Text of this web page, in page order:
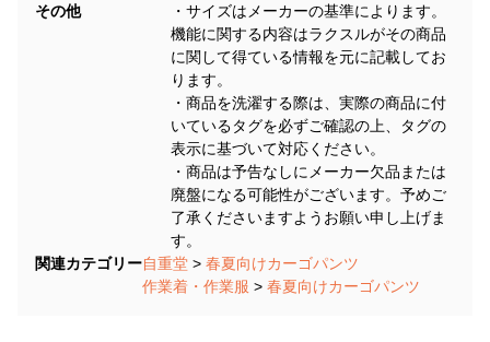
その他
・サイズはメーカーの基準によります。
機能に関する内容はラクスルがその商品
に関して得ている情報を元に記載してお
ります。
・商品を洗濯する際は、実際の商品に付
いているタグを必ずご確認の上、タグの
表示に基づいて対応ください。
・商品は予告なしにメーカー欠品または
廃盤になる可能性がございます。予めご
了承くださいますようお願い申し上げま
す。
関連カテゴリー自重堂 > 春夏向けカーゴパンツ
作業着・作業服 > 春夏向けカーゴパンツ